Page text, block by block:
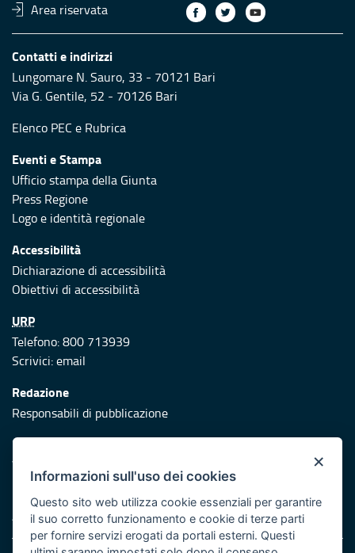
Area riservata
Contatti e indirizzi
Lungomare N. Sauro, 33 - 70121 Bari
Via G. Gentile, 52 - 70126 Bari
Elenco PEC e Rubrica
Eventi e Stampa
Ufficio stampa della Giunta
Press Regione
Logo e identità regionale
Accessibilità
Dichiarazione di accessibilità
Obiettivi di accessibilità
URP
Telefono: 800 713939
Scrivici:email
Redazione
Responsabili di pubblicazione
Protezione civile
Vai al sito di Protezione Civile Puglia
Iniziativa finanziata con risorse del POR Puglia 2014/2020 -
Asse XI
×
Informazioni sull'uso dei cookies
Questo sito web utilizza cookie essenziali per garantire
il suo corretto funzionamento e cookie di terze parti
per fornire servizi erogati da portali esterni. Questi